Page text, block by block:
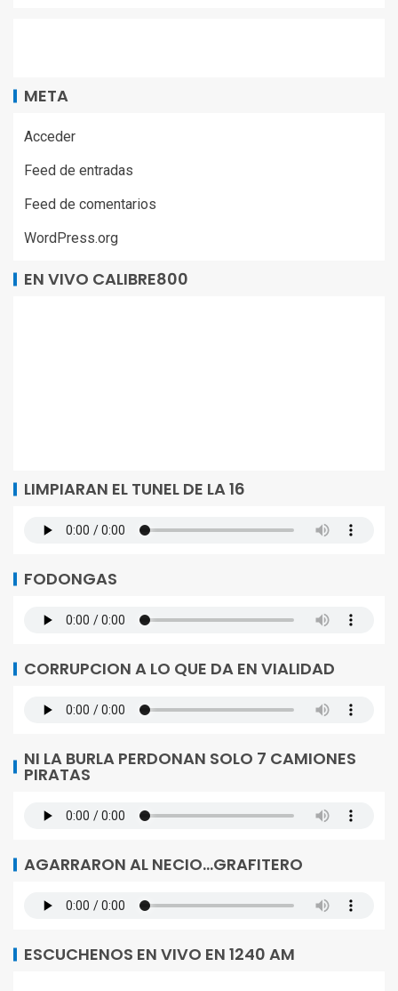
META
Acceder
Feed de entradas
Feed de comentarios
WordPress.org
EN VIVO CALIBRE800
LIMPIARAN EL TUNEL DE LA 16
FODONGAS
CORRUPCION A LO QUE DA EN VIALIDAD
NI LA BURLA PERDONAN SOLO 7 CAMIONES
PIRATAS
AGARRARON AL NECIO…GRAFITERO
ESCUCHENOS EN VIVO EN 1240 AM